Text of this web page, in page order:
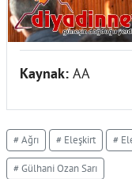
Kaynak: AA
# Ağrı # Eleşkirt #
# Gülhani Ozan Sarı